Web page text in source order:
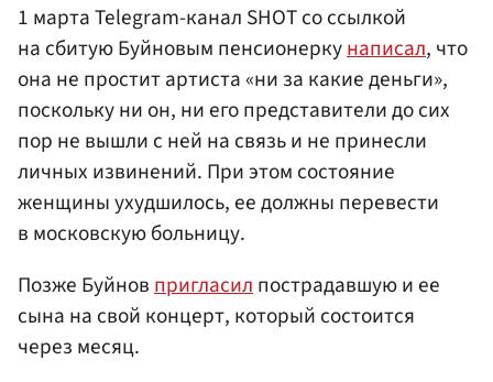
1 марта Telegram-канал SHOT со ссылкой
на сбитую Буйновым пенсионеркунаписал, что
она не простит артиста «ни за какие деньги»,
поскольку ни он, ни его представители до сих
пор не вышли с ней на связь и не принесли
личных извинений. При этом состояние
женщины ухудшилось, ее должны перевести
в московскую больницу.
Позже Буйновпригласилпострадавшую и ее
сына на свой концерт, который состоится
через месяц.